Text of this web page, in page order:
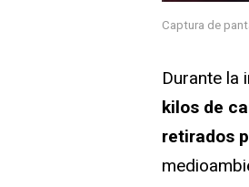
Captura de
Durante la
kilos de
retirados